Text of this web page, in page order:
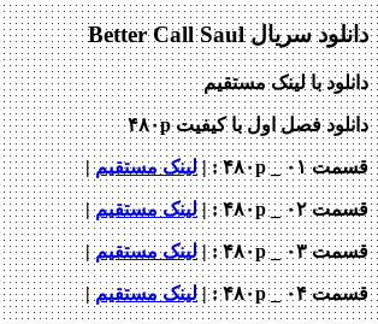
دانلود سریال Better Call Saul
دانلود با لینک مستقیم
دانلود فصل اول با کیفیت ۴۸۰p
قسمت ۰۱ _ ۴۸۰p : | لینک مستقیم|
قسمت ۰۲ _ ۴۸۰p : | لینک مستقیم|
قسمت ۰۳ _ ۴۸۰p : | لینک مستقیم|
قسمت ۰۴ _ ۴۸۰p : | لینک مستقیم|